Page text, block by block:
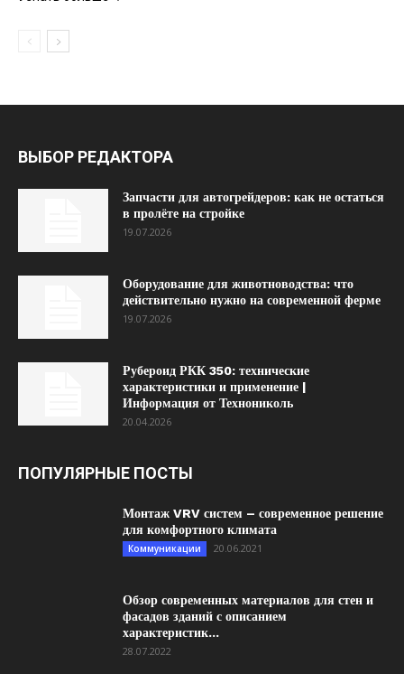
ВЫБОР РЕДАКТОРА
Запчасти для автогрейдеров: как не остаться
в пролёте на стройке
19.07.2026
Оборудование для животноводства: что
действительно нужно на современной ферме
19.07.2026
Рубероид РКК 350: технические
характеристики и применение |
Информация от Технониколь
20.04.2026
ПОПУЛЯРНЫЕ ПОСТЫ
Монтаж VRV систем – современное решение
для комфортного климата
Коммуникации 20.06.2021
Обзор современных материалов для стен и
фасадов зданий с описанием
характеристик...
28.07.2022